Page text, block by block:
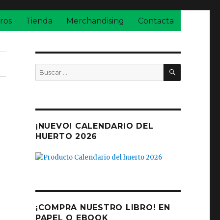
Tienda Merchandising Contacta
Buscar
por:
BUSCAR
¡NUEVO! CALENDARIO DEL
HUERTO 2026
¡COMPRA NUESTRO LIBRO! EN
PAPEL O EBOOK